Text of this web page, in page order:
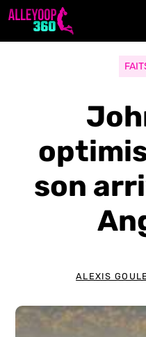
Aller
son
ALEXIS